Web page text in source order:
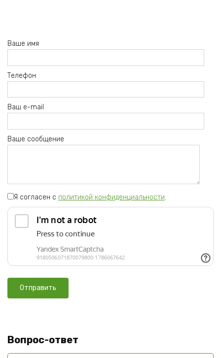
Ваше имя
Телефон
Ваш e-mail
Ваше сообщение
Я согласен с политикой конфиденциальности.
Вопрос-ответ